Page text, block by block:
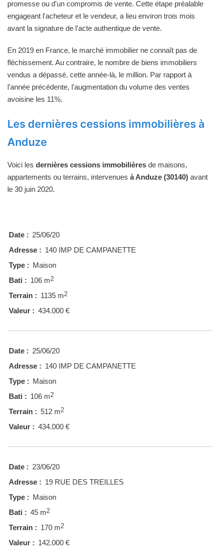
promesse ou d'un compromis de vente. Cette étape préalable
engageant l'acheteur et le vendeur, a lieu environ trois mois
avant la signature de l'acte authentique de vente.
En 2019 en France, le marché immobilier ne connaît pas de
fléchissement. Au contraire, le nombre de biens immobiliers
vendus a dépassé, cette année-là, le million. Par rapport à
l'année précédente, l'augmentation du volume des ventes
avoisine les 11%.
Les dernières cessions immobilières à
Anduze
Voici les dernières cessions immobilières de maisons,
appartements ou terrains, intervenues à Anduze (30140) avant
le 30 juin 2020.
Date : 25/06/20
Adresse : 140 IMP DE CAMPANETTE
Type : Maison
Bati : 106 m2
Terrain : 1135 m2
Valeur : 434.000 €
Date : 25/06/20
Adresse : 140 IMP DE CAMPANETTE
Type : Maison
Bati : 106 m2
Terrain : 512 m2
Valeur : 434.000 €
Date : 23/06/20
Adresse : 19 RUE DES TREILLES
Type : Maison
Bati : 45 m2
Terrain : 170 m2
Valeur : 142.000 €